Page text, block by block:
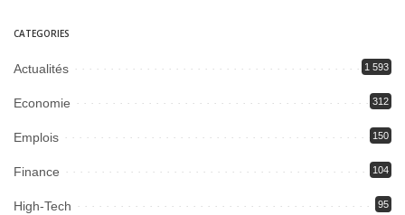
CATEGORIES
Actualités 1 593
Economie 312
Emplois 150
Finance 104
High-Tech 95